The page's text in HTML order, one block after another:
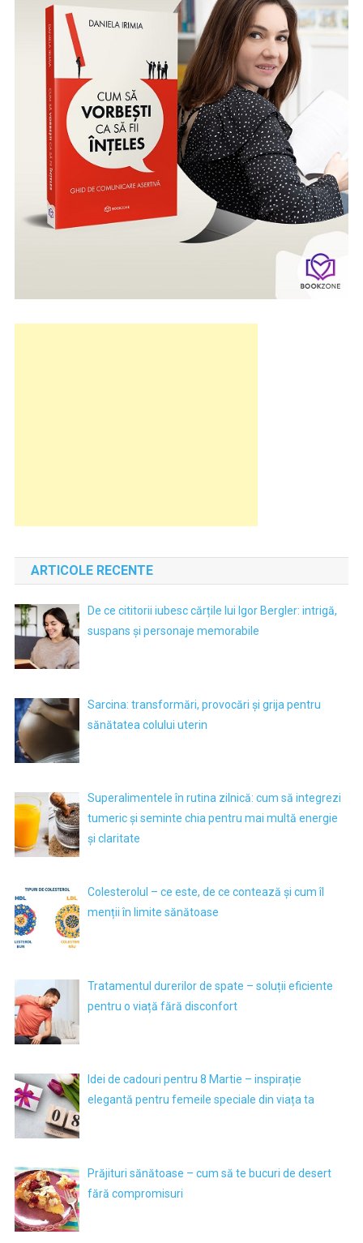
ARTICOLE RECENTE
De ce cititorii iubesc cărțile lui Igor Bergler: intrigă,
suspans și personaje memorabile
Sarcina: transformări, provocări și grija pentru
sănătatea colului uterin
Superalimentele în rutina zilnică: cum să integrezi
tumeric și seminte chia pentru mai multă energie
și claritate
Colesterolul – ce este, de ce contează și cum îl
menții în limite sănătoase
Tratamentul durerilor de spate – soluții eficiente
pentru o viață fără disconfort
Idei de cadouri pentru 8 Martie – inspirație
elegantă pentru femeile speciale din viața ta
Prăjituri sănătoase – cum să te bucuri de desert
fără compromisuri